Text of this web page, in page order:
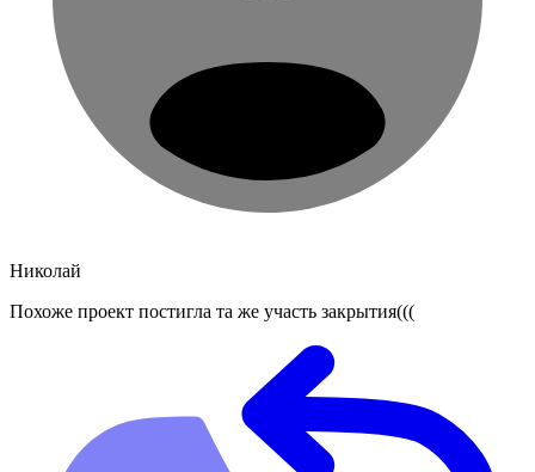
Николай
Похоже проект постигла та же участь закрытия(((